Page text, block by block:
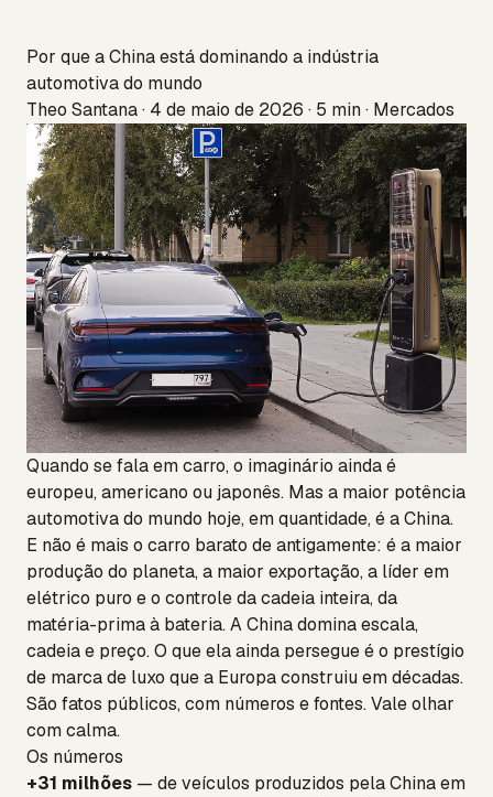
Por que a China está dominando a indústria
automotiva do mundo
Theo Santana · 4 de maio de 2026 · 5 min · Mercados
Quando se fala em carro, o imaginário ainda é
europeu, americano ou japonês. Mas a maior potência
automotiva do mundo hoje, em quantidade, é a China.
E não é mais o carro barato de antigamente: é a maior
produção do planeta, a maior exportação, a líder em
elétrico puro e o controle da cadeia inteira, da
matéria-prima à bateria. A China domina escala,
cadeia e preço. O que ela ainda persegue é o prestígio
de marca de luxo que a Europa construiu em décadas.
São fatos públicos, com números e fontes. Vale olhar
com calma.
Os números
+31 milhões — de veículos produzidos pela China em